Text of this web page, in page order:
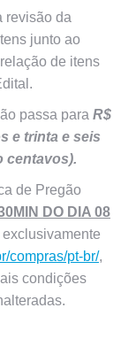
revisão da
junto ao
de itens
passa para R$
e trinta e seis
centavos).
de Pregão
DO DIA 08
compras/pt-br/,
condições